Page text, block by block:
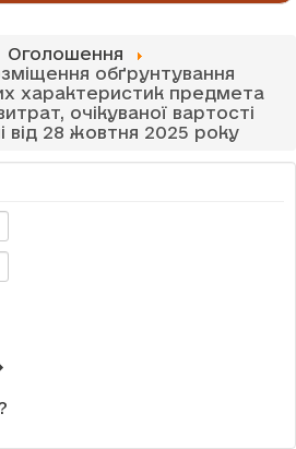
Оголошення
обґрунтування
характеристик предмета
очікуваної вартості
від 28 жовтня 2025 року